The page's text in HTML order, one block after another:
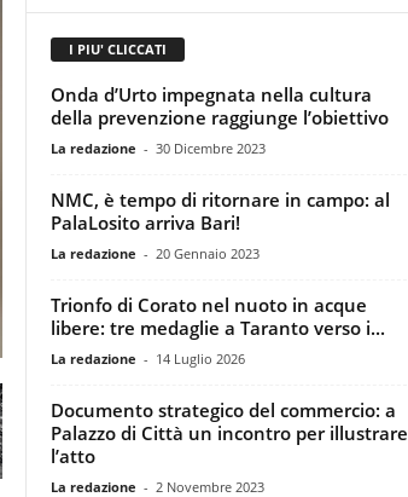
I PIU' CLICCATI
Onda d’Urto impegnata nella cultura
della prevenzione raggiunge l’obiettivo
La redazione - 30 Dicembre 2023
NMC, è tempo di ritornare in campo: al
PalaLosito arriva Bari!
La redazione - 20 Gennaio 2023
Trionfo di Corato nel nuoto in acque
libere: tre medaglie a Taranto verso i...
La redazione - 14 Luglio 2026
Documento strategico del commercio: a
Palazzo di Città un incontro per illustrare
l’atto
La redazione - 2 Novembre 2023